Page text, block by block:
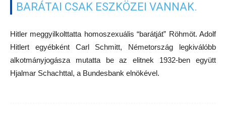
BARÁTAI CSAK ESZKÖZEI VANNAK.
Hitler meggyilkolttatta homoszexuális “barátját” Röhmöt. Adolf
Hitlert egyébként Carl Schmitt, Németország legkiválóbb
alkotmányjogásza mutatta be az elitnek 1932-ben együtt
Hjalmar Schachttal, a Bundesbank elnökével.